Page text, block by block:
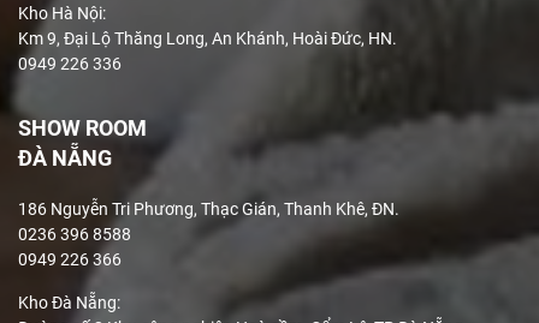
Kho Hà Nội:
Km 9, Đại Lộ Thăng Long, An Khánh, Hoài Đức, HN.
0949 226 336
SHOW ROOM
ĐÀ NẴNG
186 Nguyễn Tri Phương, Thạc Gián, Thanh Khê, ĐN.
0236 396 8588
0949 226 366
Kho Đà Nẵng: